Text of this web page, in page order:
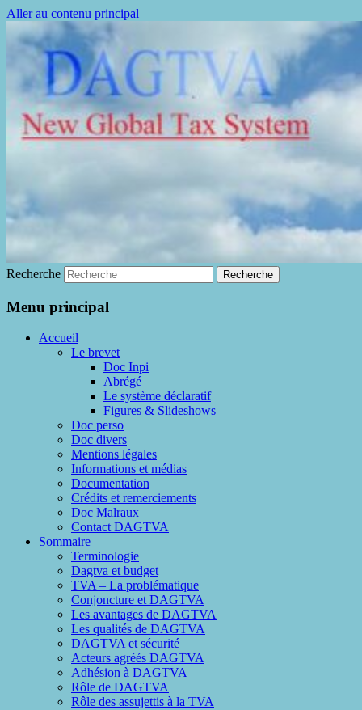
Aller au contenu principal
DAGTVA
La fin de la fraude à la TVA
Recherche
Menu principal
Accueil
Le brevet
Doc Inpi
Abrégé
Le système déclaratif
Figures & Slideshows
Doc perso
Doc divers
Mentions légales
Informations et médias
Documentation
Crédits et remerciements
Doc Malraux
Contact DAGTVA
Sommaire
Terminologie
Dagtva et budget
TVA – La problématique
Conjoncture et DAGTVA
Les avantages de DAGTVA
Les qualités de DAGTVA
DAGTVA et sécurité
Acteurs agréés DAGTVA
Adhésion à DAGTVA
Rôle de DAGTVA
Rôle des assujettis à la TVA